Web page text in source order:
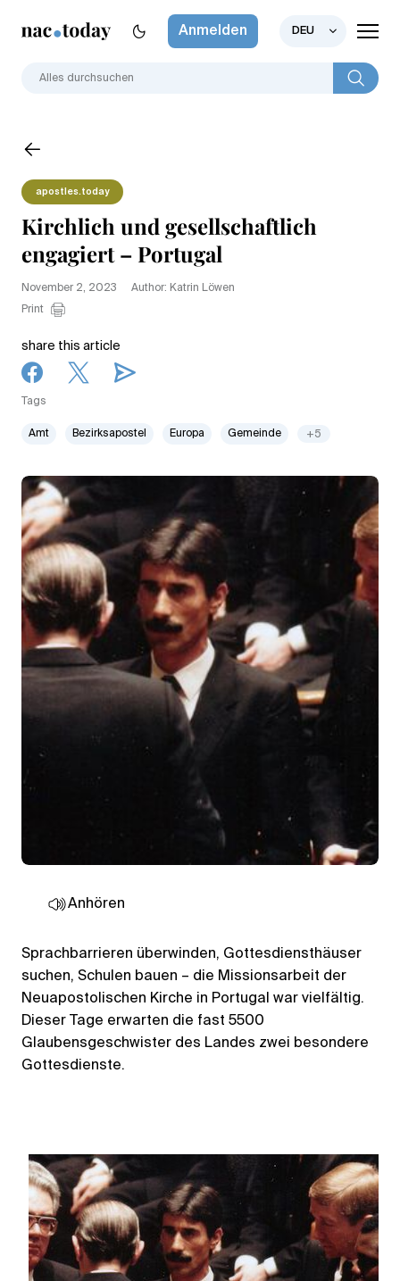
Anmelden DEU
apostles.today
Kirchlich und gesellschaftlich
engagiert – Portugal
November 2, 2023
Author: Katrin Löwen
Print
share this article
Tags
Amt Bezirksapostel Europa Gemeinde +5
Anhören
Sprachbarrieren überwinden, Gottesdiensthäuser
suchen, Schulen bauen – die Missionsarbeit der
Neuapostolischen Kirche in Portugal war vielfältig.
Dieser Tage erwarten die fast 5500
Glaubensgeschwister des Landes zwei besondere
Gottesdienste.